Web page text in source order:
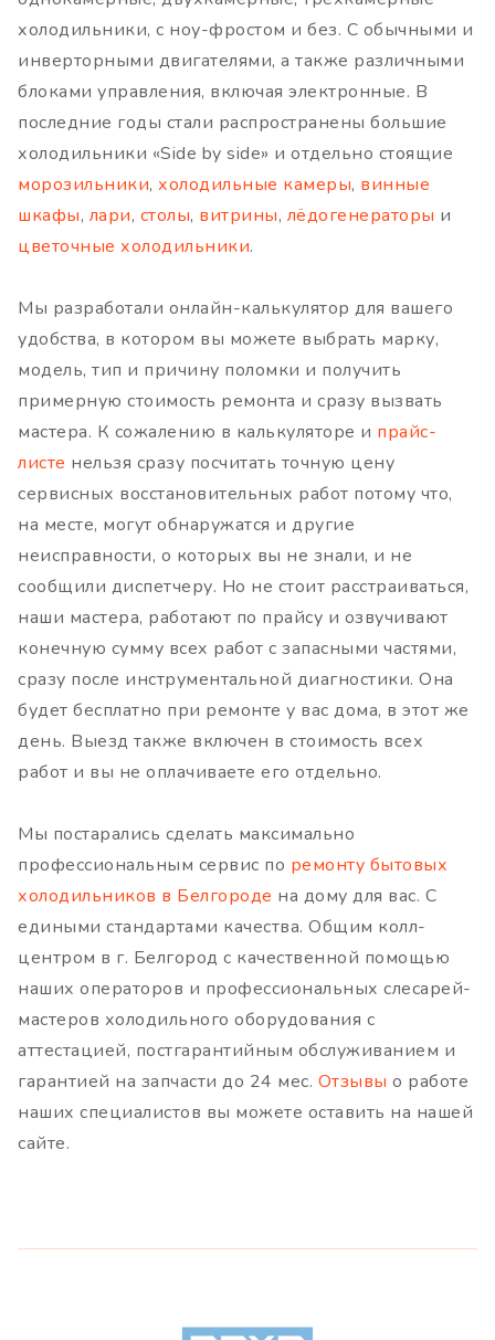
холодильники, с ноу-фростом и без. С обычными и
инверторными двигателями, а также различными
блоками управления, включая электронные. В
последние годы стали распространены большие
холодильники «Side by side» и отдельно стоящие
морозильники, холодильные камеры, винные
шкафы, лари, столы, витрины, лёдогенераторы и
цветочные холодильники.
Мы разработали онлайн-калькулятор для вашего
удобства, в котором вы можете выбрать марку,
модель, тип и причину поломки и получить
примерную стоимость ремонта и сразу вызвать
мастера. К сожалению в калькуляторе и прайс-
листе нельзя сразу посчитать точную цену
сервисных восстановительных работ потому что,
на месте, могут обнаружатся и другие
неисправности, о которых вы не знали, и не
сообщили диспетчеру. Но не стоит расстраиваться,
наши мастера, работают по прайсу и озвучивают
конечную сумму всех работ с запасными частями,
сразу после инструментальной диагностики. Она
будет бесплатно при ремонте у вас дома, в этот же
день. Выезд также включен в стоимость всех
работ и вы не оплачиваете его отдельно.
Мы постарались сделать максимально
профессиональным сервис по ремонту бытовых
холодильников в Белгороде на дому для вас. С
едиными стандартами качества. Общим колл-
центром в г. Белгород с качественной помощью
наших операторов и профессиональных слесарей-
мастеров холодильного оборудования с
аттестацией, постгарантийным обслуживанием и
гарантией на запчасти до 24 мес. Отзывы о работе
наших специалистов вы можете оставить на нашей
сайте.